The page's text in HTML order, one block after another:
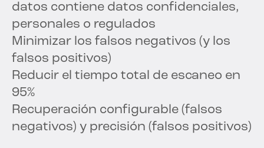
datos contiene datos confidenciales,
personales o regulados
Minimizar los falsos negativos (y los
falsos positivos)
Reducir el tiempo total de escaneo en
95%
Recuperación configurable (falsos
negativos) y precisión (falsos positivos)